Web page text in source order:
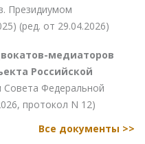
Президиумом
(ред. от 29.04.2026)
медиаторов
Российской
Совета Федеральной
протокол N 12)
Все документы >>